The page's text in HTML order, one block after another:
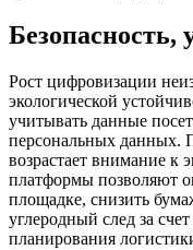
Безопасность,
Рост цифровизации
экологической
учитывать данные
персональных данных.
возрастает внимание к
платформы позволяют
площадке, снизить
углеродный след за
планирования